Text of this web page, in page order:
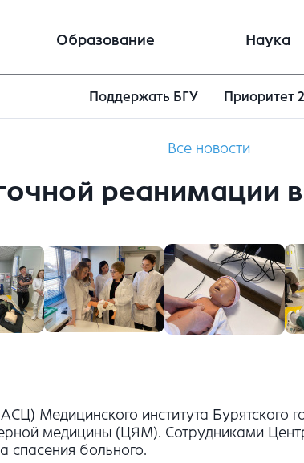
Образование Наука
Поддержать БГУ Приоритет
Все новости
реанимации
Медицинского института Бурятского
медицины (ЦЯМ). Сотрудниками
спасения больного.